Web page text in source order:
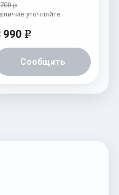
р
990 e
Сообщить
уточняйте